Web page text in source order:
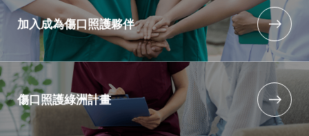
加入成為傷口照護夥伴
傷口照護綠洲計畫